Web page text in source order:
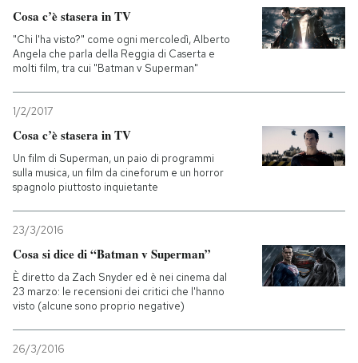
PODCAST
I MIEI PREFERITI
CALENDARIO
AREA PERSONALE
Entra
Cosa c’è stasera in TV
"Chi l'ha visto?" come ogni mercoledì, Alberto
Angela che parla della Reggia di Caserta e
molti film, tra cui "Batman v Superman"
1/2/2017
Cosa c’è stasera in TV
Un film di Superman, un paio di programmi
sulla musica, un film da cineforum e un horror
spagnolo piuttosto inquietante
23/3/2016
Cosa si dice di “Batman v Superman”
È diretto da Zach Snyder ed è nei cinema dal
23 marzo: le recensioni dei critici che l'hanno
visto (alcune sono proprio negative)
26/3/2016